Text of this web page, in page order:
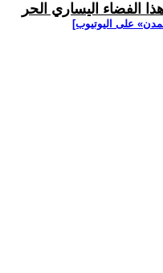
الفضاء اليساري الحر
على اليوتيوب]